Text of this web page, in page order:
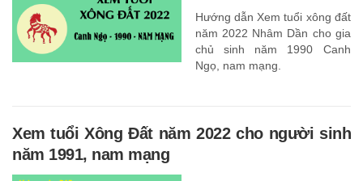
Hướng dẫn Xem tuổi xông đất
năm 2022 Nhâm Dần cho gia
chủ sinh năm 1990 Canh
Ngọ, nam mạng.
Xem tuổi Xông Đất năm 2022 cho người sinh
năm 1991, nam mạng